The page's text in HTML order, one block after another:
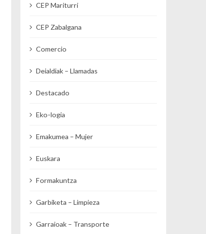
CEP Mariturri
CEP Zabalgana
Comercio
Deialdiak – Llamadas
Destacado
Eko-logia
Emakumea – Mujer
Euskara
Formakuntza
Garbiketa – Limpieza
Garraioak – Transporte